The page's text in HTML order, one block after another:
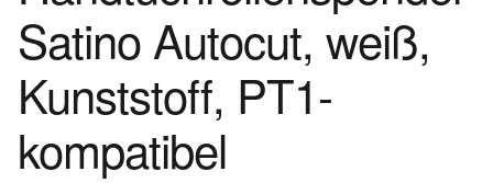
Satino Autocut, weiß,
Kunststoff, PT1-
kompatibel